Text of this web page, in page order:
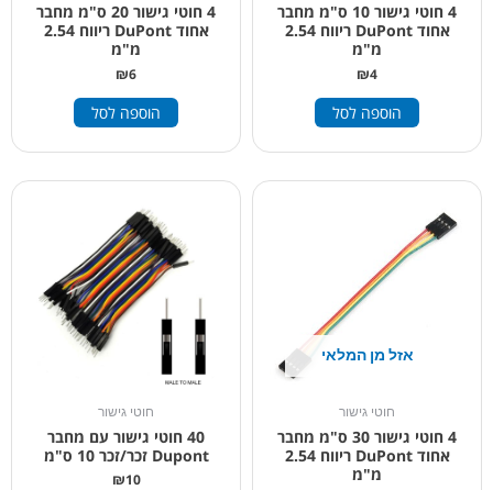
4 חוטי גישור 10 ס"מ מחבר
אחוד DuPont ריווח 2.54
מ"מ
₪4
הוספה לסל
4 חוטי גישור 20 ס"מ מחבר
אחוד DuPont ריווח 2.54
מ"מ
₪6
הוספה לסל
אזל מן המלאי
חוטי גישור
4 חוטי גישור 30 ס"מ מחבר
אחוד DuPont ריווח 2.54
מ"מ
חוטי גישור
40 חוטי גישור עם מחבר
Dupont זכר/זכר 10 ס"מ
₪10